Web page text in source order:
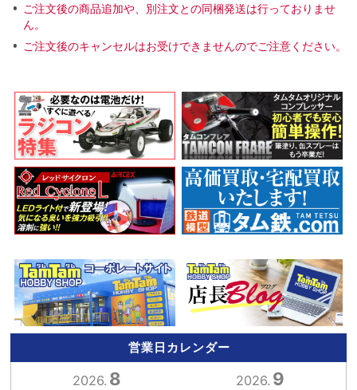
ご注文後の商品追加や、別注文との同梱発送は行っておりませ
ん。
ご注文後のキャンセルはお受けできませんのでご注意ください。
営業日カレンダー
2026. 8 2026. 9